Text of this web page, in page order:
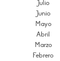
Julio
Junio
Mayo
Abril
Marzo
Febrero